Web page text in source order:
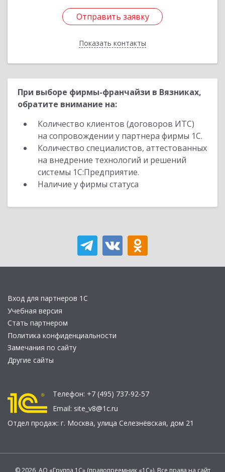
Отправить заявку
Показать контакты
Отправить заявку
Назад
При выборе фирмы-франчайзи в Вязниках,
обратите внимание на:
Количество клиентов (договоров ИТС)
на сопровождении у партнера фирмы 1С.
Количество специалистов, аттестованных
на внедрение технологий и решений
системы 1С:Предприятие.
Наличие у фирмы статуса
Вход для партнеров 1С
Учебная версия
Стать партнером
Политика конфиденциальности
Замечания по сайту
Другие сайты
Телефон: +7 (495) 737-92-57
Email: site_v8@1c.ru
Отдел продаж: г. Москва, улица Селезнёвская, дом 21